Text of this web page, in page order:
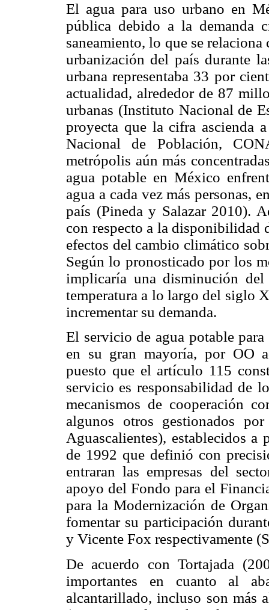
El agua para uso urbano en
pública debido a la demanda
saneamiento, lo que se
urbanización del país durante
urbana representaba 33 por
actualidad, alrededor de 87
urbanas (Instituto Nacional de
proyecta que la cifra ascienda
Nacional de Población,
metrópolis aún más
agua potable en México
agua a cada vez más personas,
país (Pineda y Salazar 2010).
con respecto a la disponibilidad
efectos del cambio climático
Según lo pronosticado por los
implicaría una disminución
temperatura a lo largo del siglo
incrementar su demanda.
El servicio de agua potable
en su gran mayoría, por OO
puesto que el artículo 115
servicio es responsabilidad de
mecanismos de cooperación
algunos otros gestionados
Aguascalientes), establecidos
de 1992 que definió con
entraran las empresas del
apoyo del Fondo para el
para la Modernización de
fomentar su participación
y Vicente Fox respectivamente
De acuerdo con Tortajada
importantes en cuanto al
alcantarillado, incluso son más